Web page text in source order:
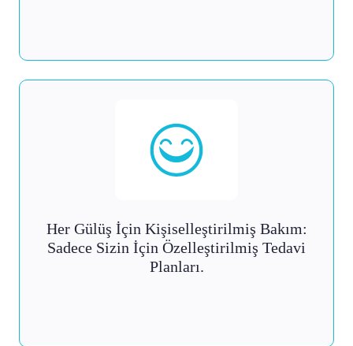
Her Gülüş İçin Kişiselleştirilmiş Bakım:
Sadece Sizin İçin Özelleştirilmiş Tedavi
Planları.